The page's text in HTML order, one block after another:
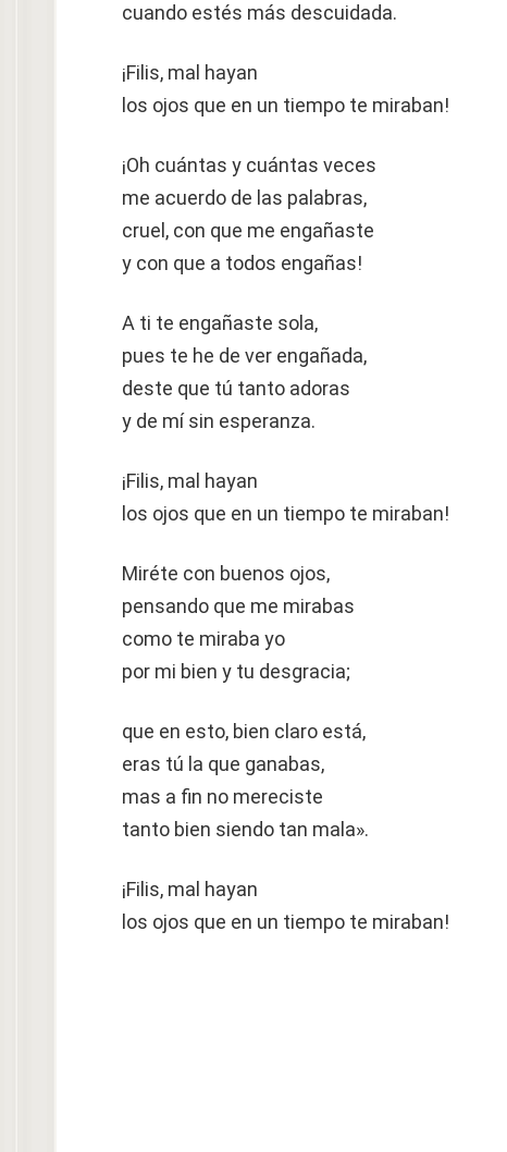
cuando estés más descuidada.
¡Filis, mal hayan
los ojos que en un tiempo te miraban!
¡Oh cuántas y cuántas veces
me acuerdo de las palabras,
cruel, con que me engañaste
y con que a todos engañas!
A ti te engañaste sola,
pues te he de ver engañada,
deste que tú tanto adoras
y de mí sin esperanza.
¡Filis, mal hayan
los ojos que en un tiempo te miraban!
Miréte con buenos ojos,
pensando que me mirabas
como te miraba yo
por mi bien y tu desgracia;
que en esto, bien claro está,
eras tú la que ganabas,
mas a fin no mereciste
tanto bien siendo tan mala».
¡Filis, mal hayan
los ojos que en un tiempo te miraban!